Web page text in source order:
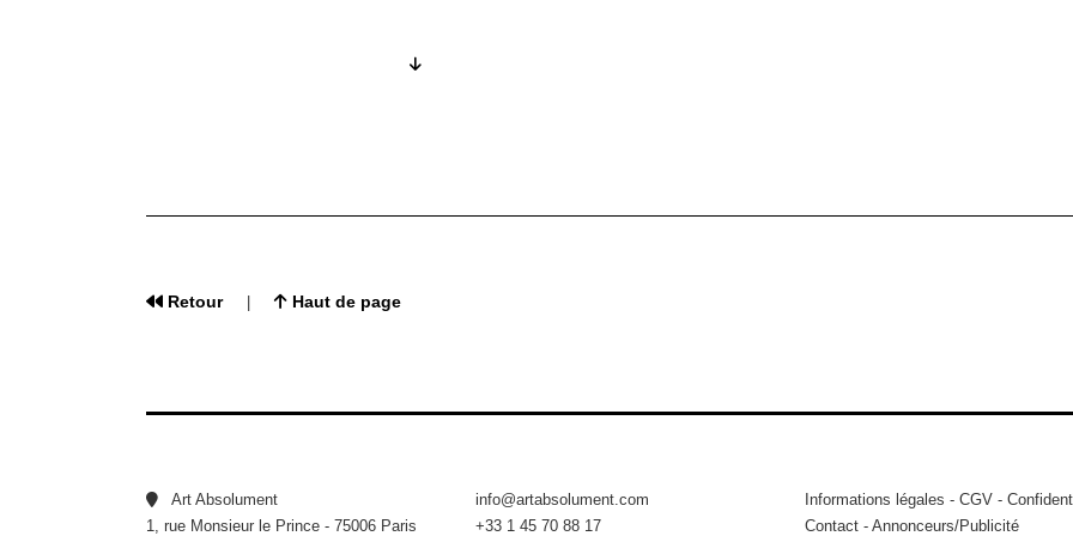
Retour| Haut de page
Art Absolument
1, rue Monsieur le Prince - 75006 Paris
info@artabsolument.com
+33 1 45 70 88 17
Informations légales - CGV -
Contact - Annonceurs/Publicité